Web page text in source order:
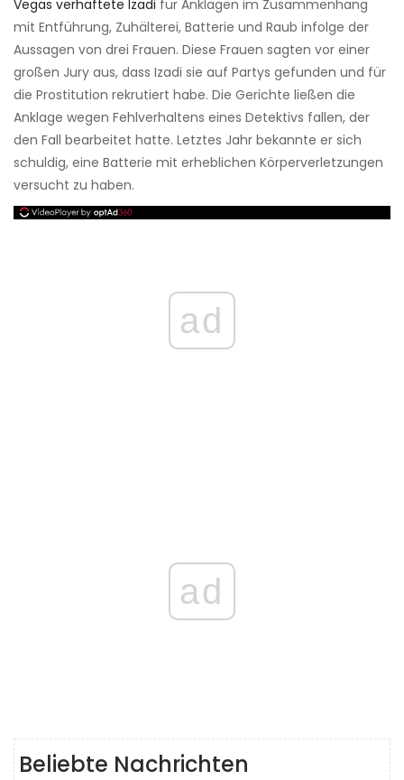
Vegas verhaftete Izadi für Anklagen im Zusammenhang
mit Entführung, Zuhälterei, Batterie und Raub infolge der
Aussagen von drei Frauen. Diese Frauen sagten vor einer
großen Jury aus, dass Izadi sie auf Partys gefunden und für
die Prostitution rekrutiert habe. Die Gerichte ließen die
Anklage wegen Fehlverhaltens eines Detektivs fallen, der
den Fall bearbeitet hatte. Letztes Jahr bekannte er sich
schuldig, eine Batterie mit erheblichen Körperverletzungen
versucht zu haben.
ad
ad
Beliebte Nachrichten